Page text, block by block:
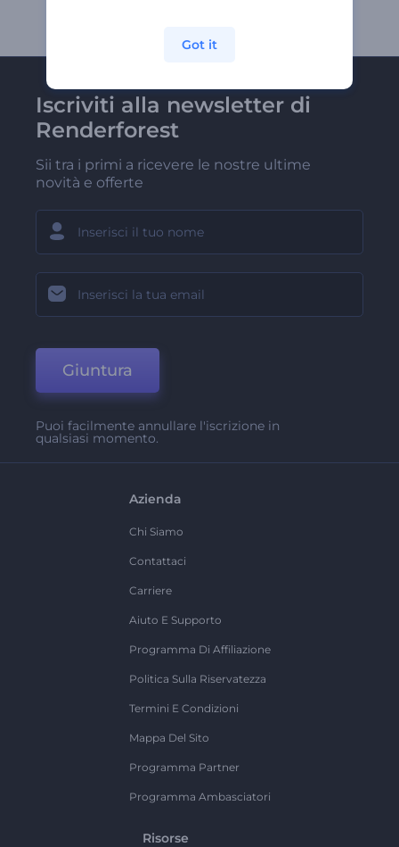
Iscriviti alla newsletter di
Renderforest
Sii tra i primi a ricevere le nostre ultime
novità e offerte
Giuntura
Puoi facilmente annullare l'iscrizione in
qualsiasi momento.
Azienda
Chi Siamo
Contattaci
Carriere
Aiuto E Supporto
Programma Di Affiliazione
Politica Sulla Riservatezza
Termini E Condizioni
Mappa Del Sito
Programma Partner
Programma Ambasciatori
Risorse
Got it